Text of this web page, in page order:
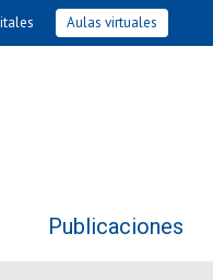
Aulas virtuales
Publicaciones